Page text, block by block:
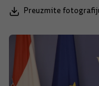
Preuzmite